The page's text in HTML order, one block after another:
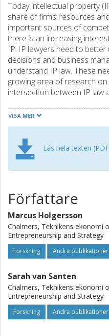
Today intellectual property
share of firms’ resources
important sources of
there is an increasing
IP. IP lawyers need to
decisions and business
understand IP law. These
growing area of research
intersection between IP law
management research, with
practitioners, managers,
in how/where to learn
both research and practice.
the research is rich and
perspective on IP, including
with strategic decision-making.
VISA MER
Läs hela texten
Författare
Marcus Holgersson
Chalmers, Teknikens ekonomi
Entrepreneurship and Strategy
Forskning Andra publikationer
Sarah van Santen
Chalmers, Teknikens ekonomi
Entrepreneurship and Strategy
Forskning Andra publikationer